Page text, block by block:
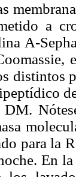
a
A-
distintos
para la
En